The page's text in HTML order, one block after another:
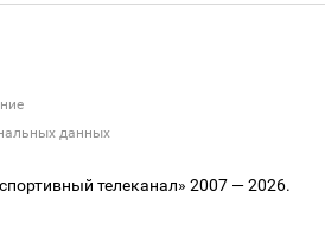
данных
телеканал» 2007 — 2026.